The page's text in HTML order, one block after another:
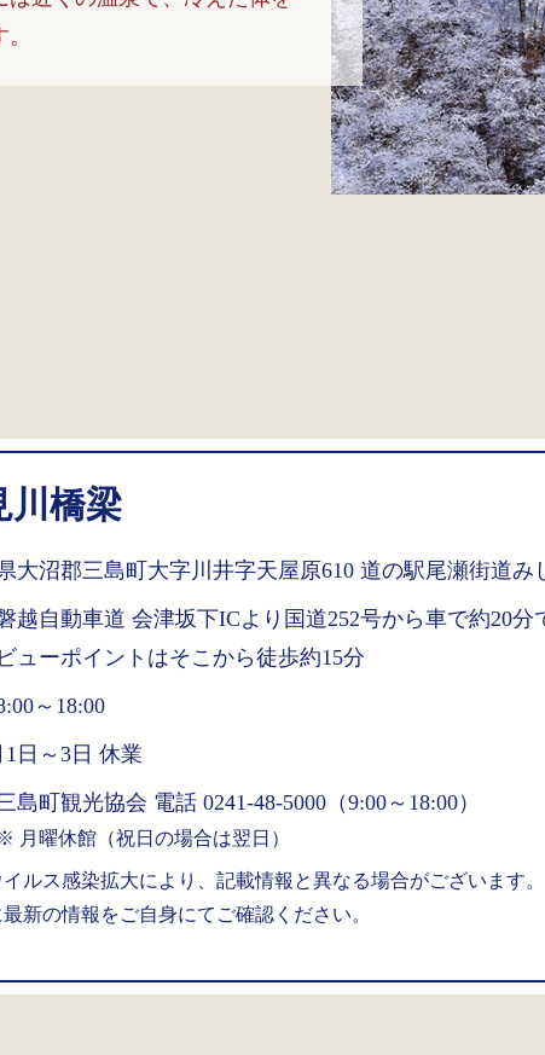
川橋梁
大沼郡三島町大字川井字天屋原610 道の駅尾瀬街道み
越自動車道 会津坂下ICより国道252号から車で約20分
ビューポイントはそこから徒歩約15分
～18:00
1日～3日 休業
島町観光協会 電話 0241-48-5000（9:00～18:00）
月曜休館（祝日の場合は翌日）
ルス感染拡大により、記載情報と異なる場合がございます。
新の情報をご自身にてご確認ください。